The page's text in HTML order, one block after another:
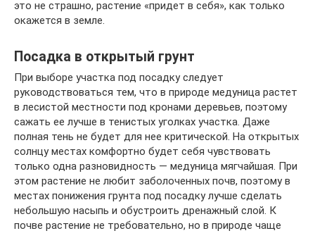
это не страшно, растение «придет в себя», как только
окажется в земле.
Посадка в открытый грунт
При выборе участка под посадку следует
руководствоваться тем, что в природе медуница растет
в лесистой местности под кронами деревьев, поэтому
сажать ее лучше в тенистых уголках участка. Даже
полная тень не будет для нее критической. На открытых
солнцу местах комфортно будет себя чувствовать
только одна разновидность — медуница мягчайшая. При
этом растение не любит заболоченных почв, поэтому в
местах понижения грунта под посадку лучше сделать
небольшую насыпь и обустроить дренажный слой. К
почве растение не требовательно, но в природе чаще